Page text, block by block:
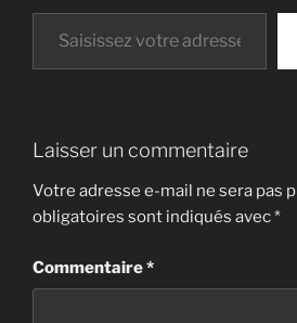
Saisissez votre adresse e-mail…
Laisser un commentaire
Votre adresse e-mail ne sera pas
obligatoires sont indiqués avec*
Commentaire*